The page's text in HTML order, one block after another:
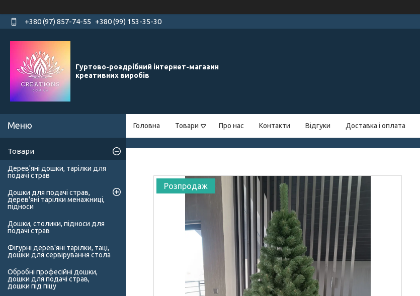
+380 (97) 857-74-55 +380 (99) 153-35-30
Гуртово-роздрібний інтернет-магазин
креативних виробів
Головна Товари Про нас Контакти Відгуки Доставка і оплата
Розпродаж
Товари
Дерев'яні дошки, тарілки для
подачі страв
Дошки для подачі страв,
дерев'яні тарілки менажниці,
підноси
Дошки, столики, підноси для
подачі страв
Фігурні дерев'яні тарілки, таці,
дошки для сервірування стола
Обробні професійні дошки,
дошки для подачі страв,
дошки під піцу